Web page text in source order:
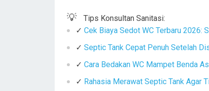
💡
Tips Konsultan Sanitasi:
✓ Cek Biaya Sedot WC Terbaru 2026:
✓ Septic Tank Cepat Penuh Setelah
✓ Cara Bedakan WC Mampet Benda
✓ Rahasia Merawat Septic Tank Agar